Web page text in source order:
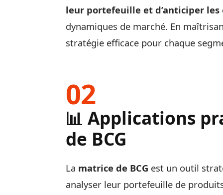
leur portefeuille et d’anticiper
dynamiques de marché. En
stratégie efficace pour chaque
📊 Applications
de BCG
La matrice de BCG est un outil
analyser leur portefeuille de